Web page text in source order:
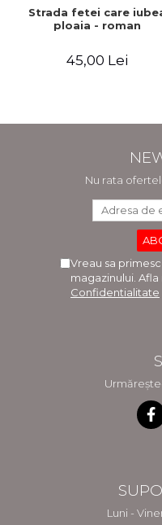
Strada fetei care
ploaia - roman
45,00 Lei
Nu rata
Vreau sa
magazinului.
Confidentialitate
Luni -